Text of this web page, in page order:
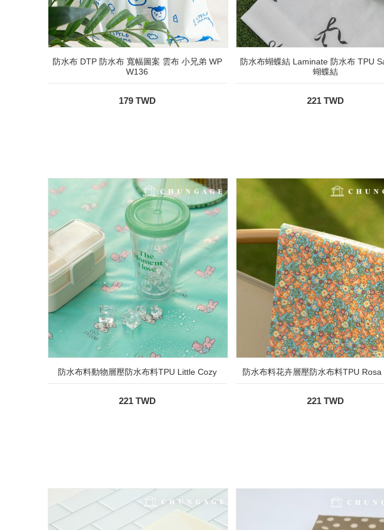
防水布 DTP 防水布 寬幅圖案 雲布 小兄弟 WP
W136
179 TWD
防水布蝴蝶結 Laminate 防水布 TPU
蝴蝶結
221 TWD
防水布料動物層壓防水布料TPU Little Cozy
221 TWD
防水布料花卉層壓防水布料TPU Rosa
221 TWD